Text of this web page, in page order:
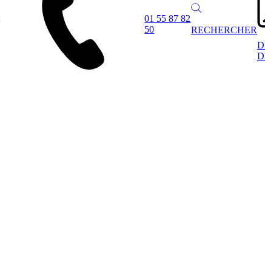
01 55 87 82
50
RECHERCHER